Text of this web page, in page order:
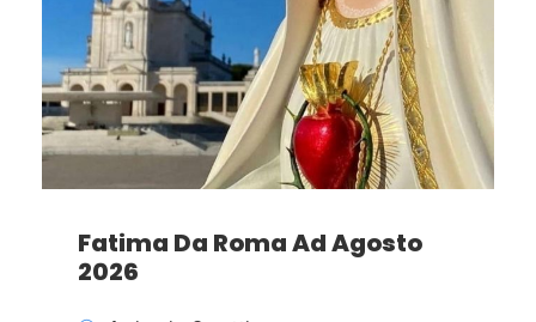
Fatima Da Roma Ad Agosto
2026